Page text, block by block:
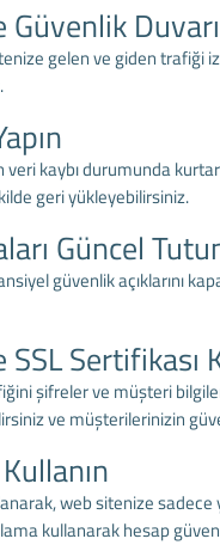
gelen ve giden trafiği
kaybı durumunda
geri yükleyebilirsiniz.
Güncel
güvenlik açıklarını
Sertifikası
şifreler ve müşteri
ve müşterilerinizin
web sitenize sadece
kullanarak hesap